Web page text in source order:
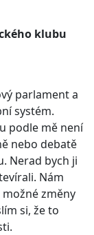
klubu
parlament a
systém.
podle mě není
nebo debatě
Nerad bych ji
Nám
změny
si, že to